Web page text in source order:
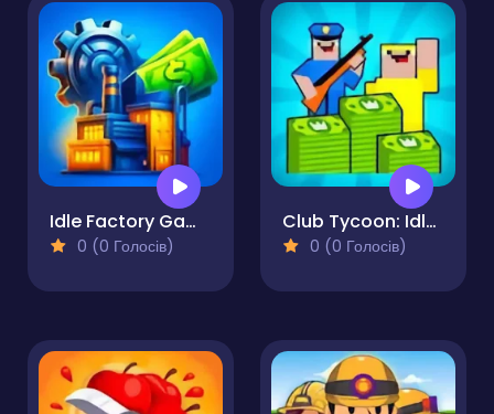
Idle Factory Game Tycoon
0 (0 Голосів)
Club Tycoon: Idle Clicker
0 (0 Голосів)